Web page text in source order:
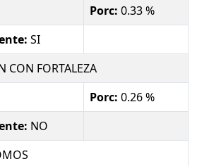
Porc: 0.33 %
SI
CON FORTALEZA
Porc: 0.26 %
NO